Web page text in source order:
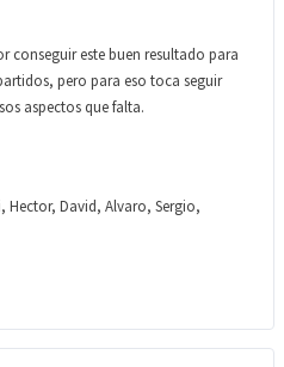
conseguir este buen resultado para
pero para eso toca seguir
aspectos que falta.
Hector, David, Alvaro, Sergio,